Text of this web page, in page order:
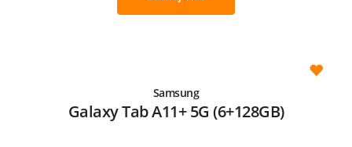
Samsung
Galaxy Tab A11+ 5G (6+128GB)